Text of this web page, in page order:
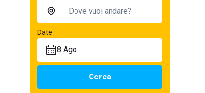
Date
8 Ago
Cerca